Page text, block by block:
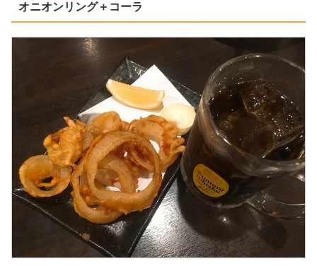
オニオンリング＋コーラ